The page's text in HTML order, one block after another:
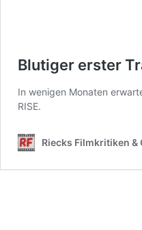
Blutiger erster
In wenigen Monaten
RISE.
Riecks Filmkritiken &